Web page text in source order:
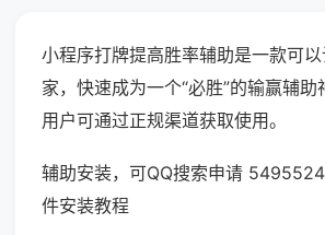
小程序打牌提高胜率辅助是一款可
家，快速成为一个“必胜”的输赢辅
用户可通过正规渠道获取使用。
辅助安装，可QQ搜索申请
件安装教程